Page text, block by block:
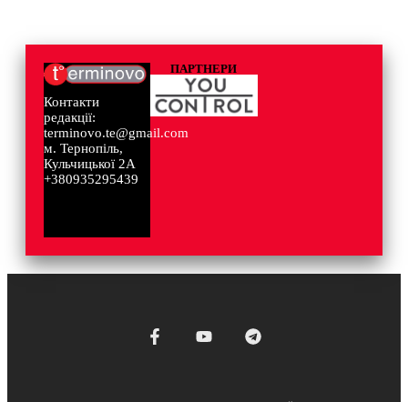
Контакти
редакції:
terminovo.te@gmail.com
м. Тернопіль,
Кульчицької 2А
+380935295439
ПАРТНЕРИ